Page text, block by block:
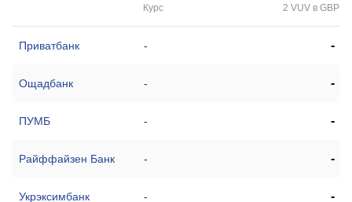
Курс 2 VUV в GBP
Приватбанк - -
Ощадбанк - -
ПУМБ - -
Райффайзен Банк - -
Укрэксимбанк - -